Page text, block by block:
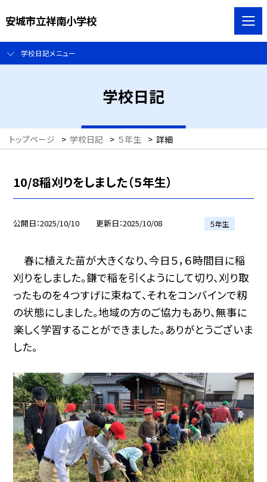
安城市立祥南小学校
学校日記メニュー
学校日記
トップページ > 学校日記 > ５年生 > 詳細
10/8稲刈りをしました（５年生）
公開日 2025/10/10 更新日 2025/10/08 ５年生
春に植えた苗が大きくなり、今日５，６時間目に稲
刈りをしました。鎌で稲を引くようにして切り、刈り取
ったものを４つすげに束ねて、それをコンバインで籾
の状態にしました。地域の方のご協力もあり、無事に
楽しく学習することができました。ありがとうございま
した。